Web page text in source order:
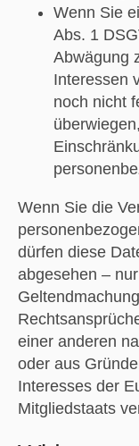
Wenn Sie
Abs. 1
Abwägung
Interessen
noch nicht
Wenn Sie die
dürfen diese
abgesehen –
einer anderen
oder aus
Interesses der
Mitgliedstaats